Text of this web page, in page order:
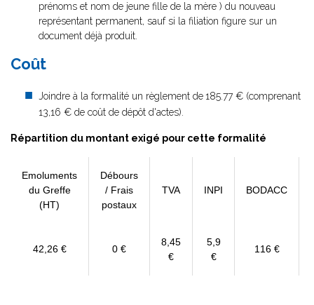
prénoms et nom de jeune fille de la mère ) du nouveau
représentant permanent, sauf si la filiation figure sur un
document déjà produit.
Coût
Joindre à la formalité un règlement de185.77 € (comprenant
13,16 € de coût de dépôt d'actes).
Répartition du montant exigé pour cette formalité
Emoluments
du Greffe
(HT)
Débours
/ Frais
postaux
TVA INPI BODACC
42,26 € 0 €
8,45
€
5,9
€
116 €